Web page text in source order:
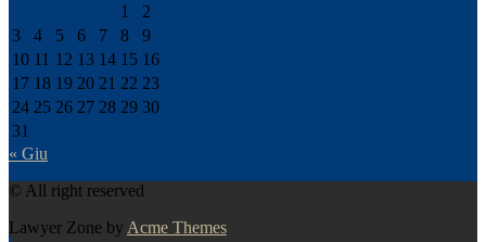
1
2
3
4 5 6 7 8
9
10 11 12 13 14 15 16
17 18 19 20 21 22 23
24 25 26 27 28 29 30
31
« Giu
© All right reserved
Lawyer Zone by Acme Themes